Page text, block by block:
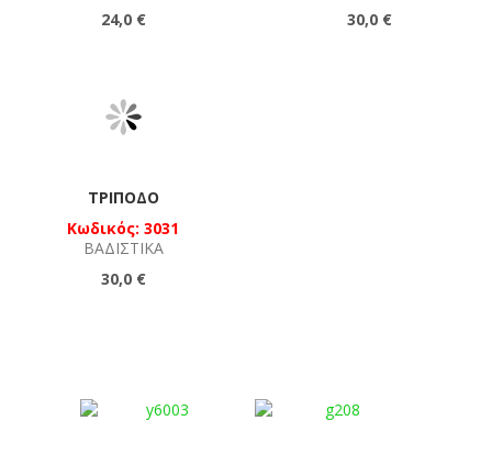
24,0 €
30,0 €
ΤΡΊΠΟΔΟ
Κωδικός: 3031
ΒΑΔΙΣΤΙΚΆ
30,0 €